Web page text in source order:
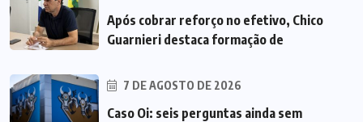
Após cobrar reforço no efetivo, Chico
Guarnieri destaca formação de
7 DE AGOSTO DE 2026
Caso Oi: seis perguntas ainda sem